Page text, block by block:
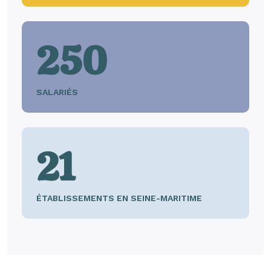
250
SALARIÉS
21
ÉTABLISSEMENTS EN SEINE-MARITIME